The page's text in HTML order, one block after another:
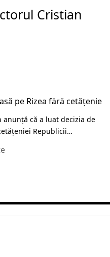
pe Rizea fără cetățenie
anunţă că a luat decizia de
Republicii…